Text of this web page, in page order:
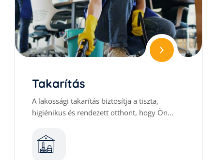
Takarítás
A lakossági takarítás biztosítja a tiszta,
higiénikus és rendezett otthont, hogy Ön